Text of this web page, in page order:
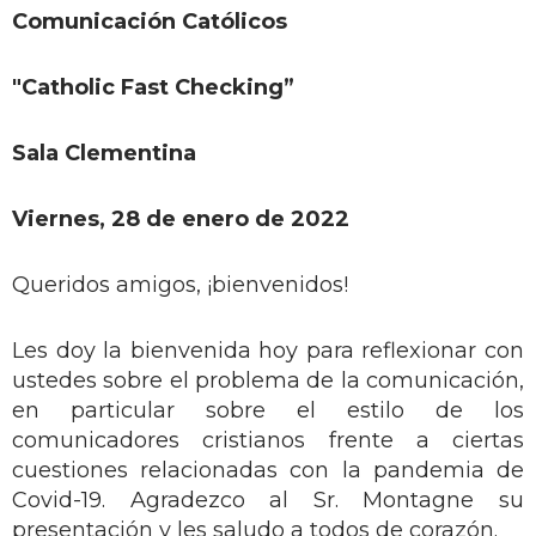
Comunicación Católicos
"Catholic Fast Checking”
Sala Clementina
Viernes, 28 de enero de 2022
Queridos amigos, ¡bienvenidos!
Les doy la bienvenida hoy para reflexionar con
ustedes sobre el problema de la comunicación,
en particular sobre el estilo de los
comunicadores cristianos frente a ciertas
cuestiones relacionadas con la pandemia de
Covid-19. Agradezco al Sr. Montagne su
presentación y les saludo a todos de corazón.